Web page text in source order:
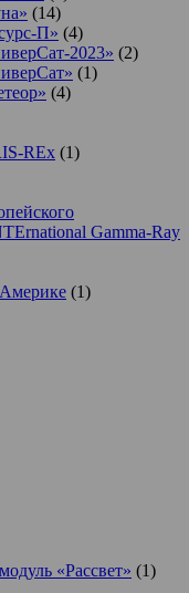
(14)
П» (4)
2023» (2)
(1)
(4)
REx (1)
Gamma-Ray
(1)
«Рассвет» (1)